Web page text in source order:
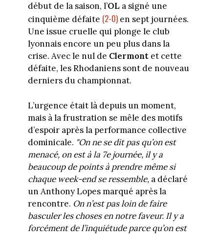
début de la saison, l’OL a signé une
cinquième défaite (2-0)en sept journées.
Une issue cruelle qui plonge le club
lyonnais encore un peu plus dans la
crise. Avec le nul de Clermontet cette
défaite, les Rhodaniens sont de nouveau
derniers du championnat.
L’urgence était là depuis un moment,
mais à la frustration se mêle des motifs
d’espoir après la performance collective
dominicale. "On ne se dit pas qu’on est
menacé, on est à la 7e journée, il y a
beaucoup de points à prendre même si
chaque week-end se ressemble, a déclaré
un Anthony Lopes marqué après la
rencontre. On n’est pas loin de faire
basculer les choses en notre faveur. Il y a
forcément de l’inquiétude parce qu’on est